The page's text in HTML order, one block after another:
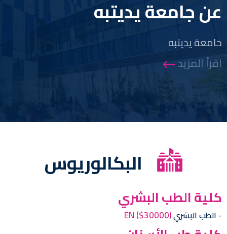
عن جامعة يديتبه
حامعة يديتبه
اقرأ المزيد
البكالوريوس
كلية الطب البشري
الطب البشري EN($30000)